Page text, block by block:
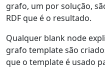
grafo, um por solução,
RDF que é o resultado.
Qualquer blank node
grafo template são
que o template é usado